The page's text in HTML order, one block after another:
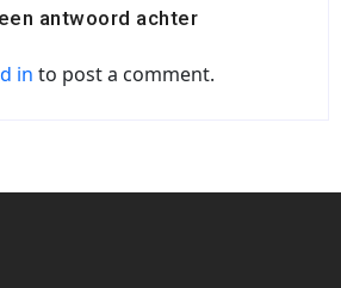
antwoord achter
in to post a comment.